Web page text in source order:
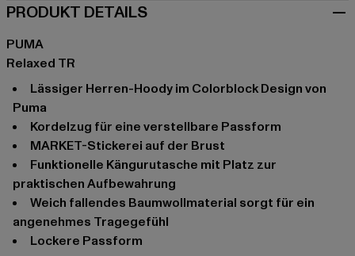
PRODUKT DETAILS
PUMA
Relaxed TR
Lässiger Herren-Hoody im Colorblock Design von
Puma
Kordelzug für eine verstellbare Passform
MARKET-Stickerei auf der Brust
Funktionelle Kängurutasche mit Platz zur
praktischen Aufbewahrung
Weich fallendes Baumwollmaterial sorgt für ein
angenehmes Tragegefühl
Lockere Passform